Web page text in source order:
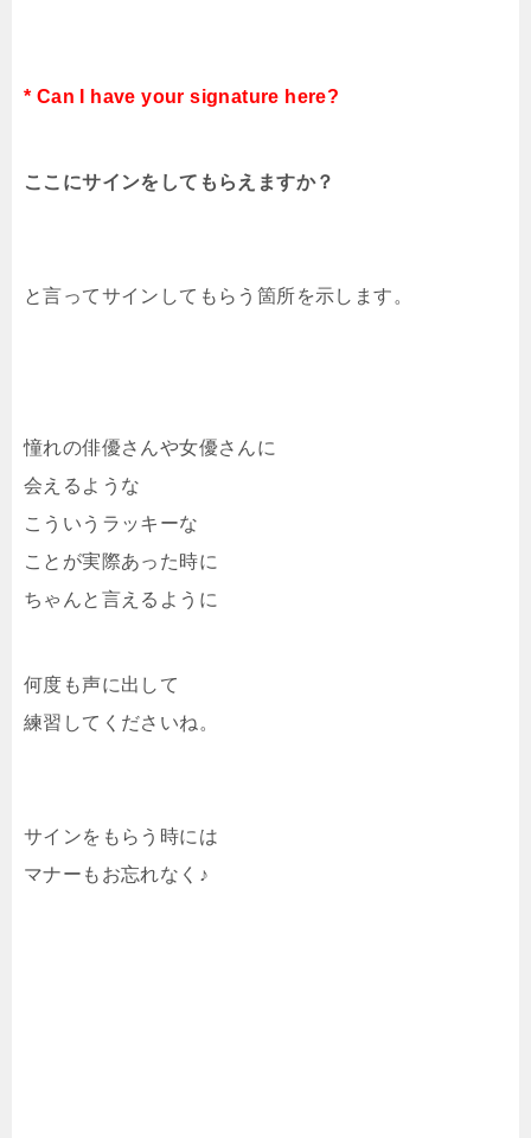
* Can I have your signature here?
ここにサインをしてもらえますか？
と言ってサインしてもらう箇所を示します。
憧れの俳優さんや女優さんに
会えるような
こういうラッキーな
ことが実際あった時に
ちゃんと言えるように
何度も声に出して
練習してくださいね。
サインをもらう時には
マナーもお忘れなく♪